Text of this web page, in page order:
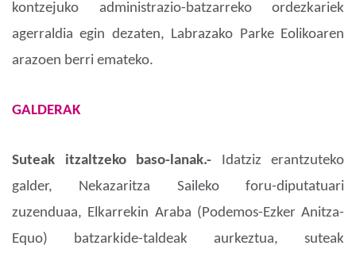
kontzejuko administrazio-batzarreko ordezkariek
agerraldia egin dezaten, Labrazako Parke Eolikoaren
arazoen berri emateko.
GALDERAK
Suteak itzaltzeko baso-lanak.-
Idatziz erantzuteko
galder, Nekazaritza Saileko foru-diputatuari
zuzenduaa, Elkarrekin Araba (Podemos-Ezker Anitza-
Equo) batzarkide-taldeak aurkeztua, suteak